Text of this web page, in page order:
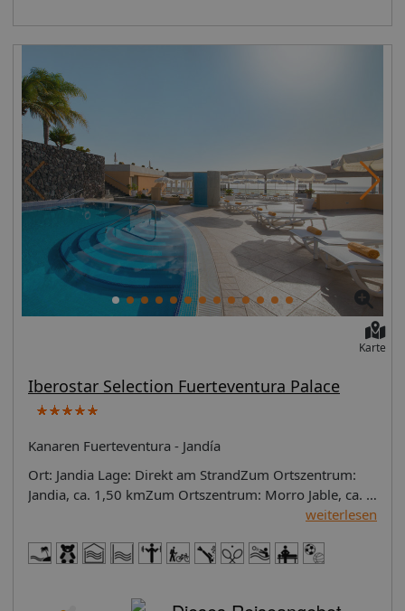
Karte
Iberostar Selection Fuerteventura Palace
Kanaren Fuerteventura - Jandía
Ort: Jandia Lage: Direkt am StrandZum Ortszentrum:
Jandia, ca. 1,50 kmZum Ortszentrum: Morro Jable, ca. 3
kmZur Bushaltestelle: ca. 50 mZum Flughafen: ca. 80
langruhig Ausstattung: Offizielle Landeskategorie: 5
Etagen im Hauptgebäude: 8, Anzahl Wohneinheiten:
weiterlesen